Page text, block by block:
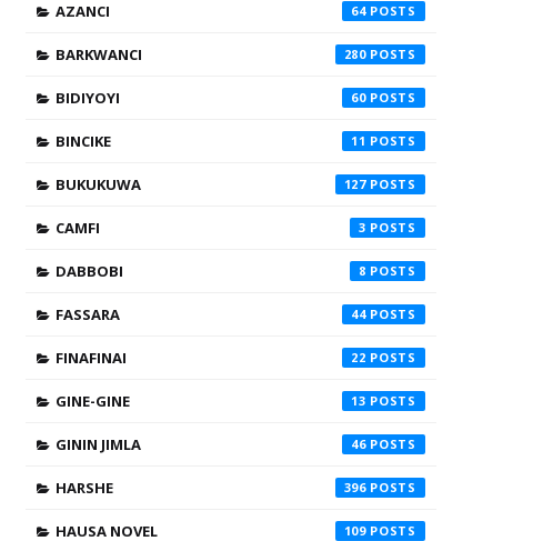
AZANCI 64
BARKWANCI 280
BIDIYOYI 60
BINCIKE 11
BUKUKUWA 127
CAMFI 3
DABBOBI 8
FASSARA 44
FINAFINAI 22
GINE-GINE 13
GININ JIMLA 46
HARSHE 396
HAUSA NOVEL 109